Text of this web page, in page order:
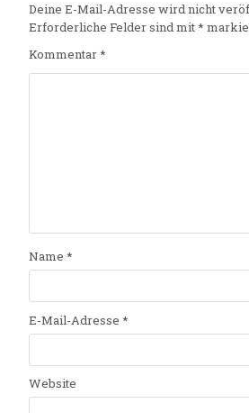
Deine E-Mail-Adresse wird nicht
Erforderliche Felder sind mit*
Kommentar*
Name *
E-Mail-Adresse *
Website